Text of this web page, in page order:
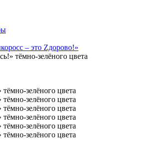
– это Zдорово!»
тёмно-зелёного цвета